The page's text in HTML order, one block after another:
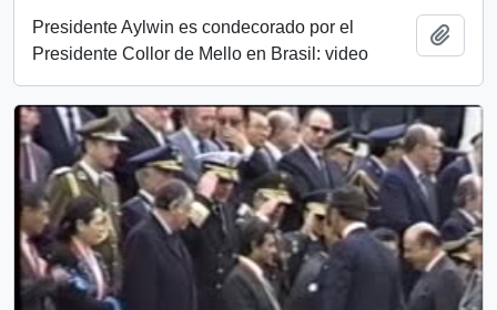
Presidente Aylwin es condecorado por el
Presidente Collor de Mello en Brasil: video